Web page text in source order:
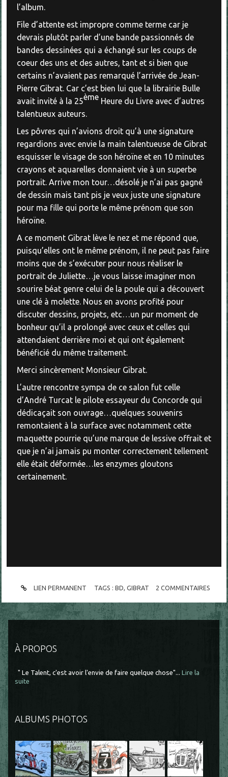
À PROPOS
" Le Talent, c'est avoir l'envie de faire quelque chose"... Lire la
suite
ALBUMS PHOTOS
l’album.
File d’attente est impropre comme terme car je
devrais plutôt parler d’une bande passionnés de
bandes dessinées qui a échangé sur les coups de
coeur des uns et des autres, tant et si bien que
certains n’avaient pas remarqué l’arrivée de Jean-
Pierre Gibrat. Car c’est bien lui que la librairie Bulle
avait invité à la 25èmeHeure du Livre avec d’autres
talentueux auteurs.
Les pôvres qui n’avions droit qu’à une signature
regardions avec envie la main talentueuse de Gibrat
esquisser le visage de son héroïne et en 10 minutes
crayons et aquarelles donnaient vie à un superbe
portrait. Arrive mon tour…désolé je n’ai pas gagné
de dessin mais tant pis je veux juste une signature
pour ma fille qui porte le même prénom que son
héroïne.
A ce moment Gibrat lève le nez et me répond que,
puisqu’elles ont le même prénom, il ne peut pas faire
moins que de s’exécuter pour nous réaliser le
portrait de Juliette…je vous laisse imaginer mon
sourire béat genre celui de la poule qui a découvert
une clé à molette. Nous en avons profité pour
discuter dessins, projets, etc…un pur moment de
bonheur qu’il a prolongé avec ceux et celles qui
attendaient derrière moi et qui ont également
bénéficié du même traitement.
Merci sincèrement Monsieur Gibrat.
L’autre rencontre sympa de ce salon fut celle
d’André Turcat le pilote essayeur du Concorde qui
dédicaçait son ouvrage…quelques souvenirs
remontaient à la surface avec notamment cette
maquette pourrie qu’une marque de lessive offrait et
que je n’ai jamais pu monter correctement tellement
elle était déformée…les enzymes gloutons
certainement.
LIEN PERMANENT TAGS :BD,GIBRAT 2 COMMENTAIRES